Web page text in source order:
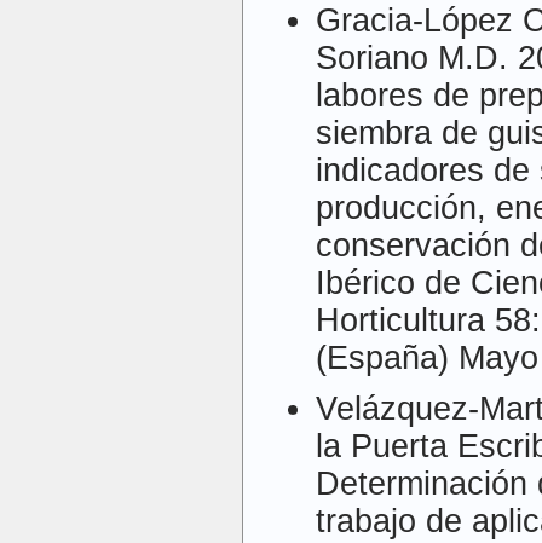
Gracia-López
Soriano M.D.
labores de
siembra de
indicadores
producción,
conservación
Ibérico de
Horticultura
(España)
Velázquez-
la Puerta
Determinación
trabajo de